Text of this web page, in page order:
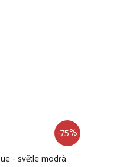
-75%
- světle modrá